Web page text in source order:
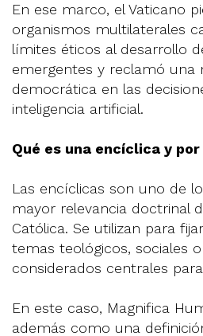
En ese marco, el Vaticano
organismos multilaterales
límites éticos al desarrollo
emergentes y reclamó una
democrática en las
inteligencia artificial.
Qué es una encíclica y
Las encíclicas son uno de
mayor relevancia doctrinal
Católica. Se utilizan para
temas teológicos, sociales
considerados centrales
En este caso, Magnifica
además como una